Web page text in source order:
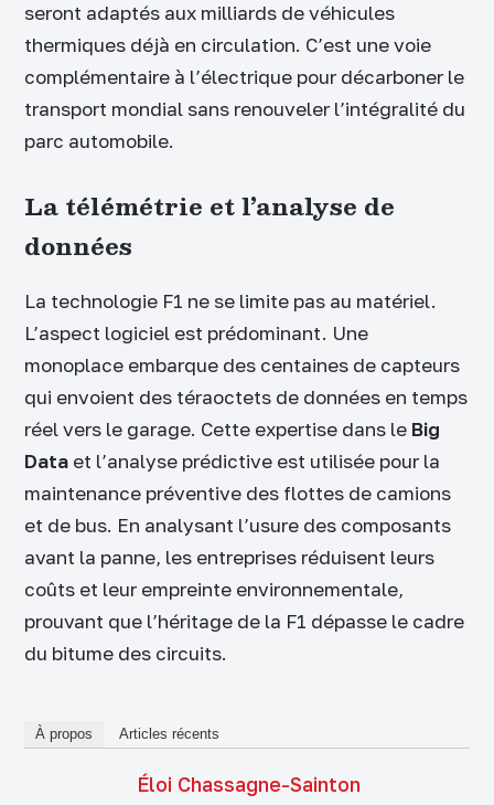
seront adaptés aux milliards de véhicules
thermiques déjà en circulation. C’est une voie
complémentaire à l’électrique pour décarboner le
transport mondial sans renouveler l’intégralité du
parc automobile.
La télémétrie et l’analyse de
données
La technologie F1 ne se limite pas au matériel.
L’aspect logiciel est prédominant. Une
monoplace embarque des centaines de capteurs
qui envoient des téraoctets de données en temps
réel vers le garage. Cette expertise dans le Big
Data et l’analyse prédictive est utilisée pour la
maintenance préventive des flottes de camions
et de bus. En analysant l’usure des composants
avant la panne, les entreprises réduisent leurs
coûts et leur empreinte environnementale,
prouvant que l’héritage de la F1 dépasse le cadre
du bitume des circuits.
À propos Articles récents
Éloi Chassagne-Sainton